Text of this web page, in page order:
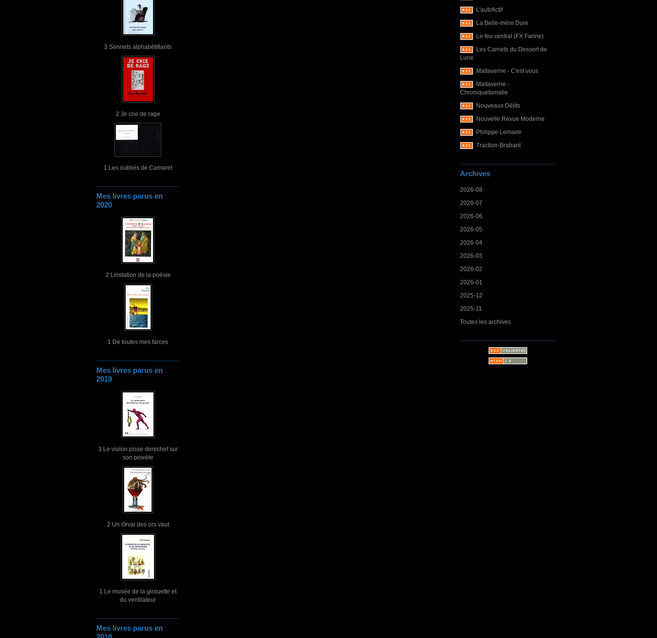
3 Sonnets alphabêtifiants
2 Je crie de rage
1 Les oubliés de Camaret
Mes livres parus en
2020
2 Limitation de la poésie
1 De toutes mes farces
Mes livres parus en
2019
3 Le violon pisse derechef sur
son powète
2 Un Orval des ors vaut
1 Le musée de la girouette et
du ventilateur
Mes livres parus en
L'autofictif
La Belle-mère Dure
Le feu central (FX Farine)
Les Carnets du Dessert de
Lune
Maltaverne - C'est vous
Maltaverne -
Chroniquetamalle
Nouveaux Délits
Nouvelle Revue Moderne
Philippe Lemaire
Traction-Brabant
Archives
2026-08
2026-07
2026-06
2026-05
2026-04
2026-03
2026-02
2026-01
2025-12
2025-11
Toutes les archives